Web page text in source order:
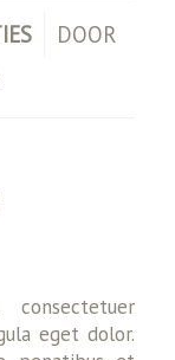
DOOR
eget dolor.